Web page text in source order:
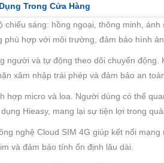
Trong Cửa Hàng
chiếu sáng: hồng ngoại, thông minh,
hợp với môi trường, đảm bảo hình
người và tự động theo dõi chuyển động.
xâm nhập trái phép và đảm bảo an
hợp micro và loa. Người dùng có thể
Hieasy, mang lại sự tiện lợi trong
nghệ Cloud SIM 4G giúp kết nối
và đảm bảo tính ổn định lâu dài.